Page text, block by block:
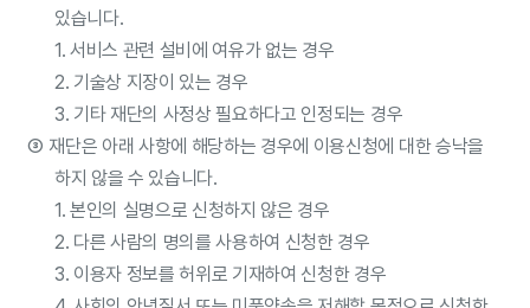
있습니다.
1. 서비스 관련 설비에 여유가 없는 경우
2. 기술상 지장이 있는 경우
3. 기타 재단의 사정상 필요하다고 인정되는 경우
③ 재단은 아래 사항에 해당하는 경우에 이용신청에 대한 승낙을
하지 않을 수 있습니다.
1. 본인의 실명으로 신청하지 않은 경우
2. 다른 사람의 명의를 사용하여 신청한 경우
3. 이용자 정보를 허위로 기재하여 신청한 경우